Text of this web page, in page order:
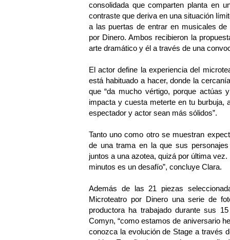
consolidada que comparten planta en
contraste que deriva en una situación
a las puertas de entrar en musicales
por Dinero. Ambos recibieron la
arte dramático y él a través de una
El actor define la experiencia del
está habituado a hacer, donde la
que “da mucho vértigo, porque actúas
impacta y cuesta meterte en tu burbuja,
espectador y actor sean más sólidos”.
Tanto uno como otro se muestran
de una trama en la que sus
juntos a una azotea, quizá por última
minutos es un desafío”, concluye Clara.
Además de las 21 piezas
Microteatro por Dinero una serie de
productora ha trabajado durante sus
Comyn, “como estamos de aniversario
conozca la evolución de Stage a través